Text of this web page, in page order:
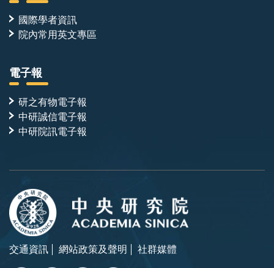
國際學者資訊
院內常用英文專區
電子報
研之有物電子報
中研誠信電子報
中研院訊電子報
交通資訊 網站政策及聲明 社群媒體